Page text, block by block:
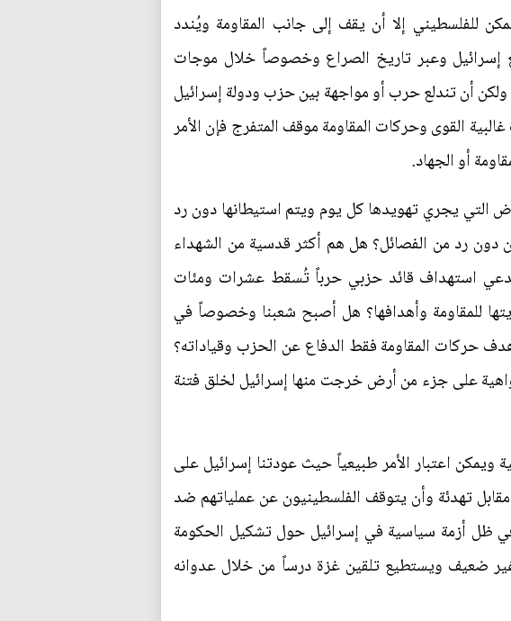
للفلسطيني إلا أن يقف إلى جانب المقاومة ويُندد
إسرائيل وعبر تاريخ الصراع وخصوصاً خلال موجات
بينهما وبعدهما من مواجهات، ولكن أن تندلع حرب أو مواجهة بين حزب ودولة إسرائيل
القوى وحركات المقاومة موقف المتفرج فإن الأمر
أو الجهاد.
التي يجري تهويدها كل يوم ويتم استيطانها دون رد
رد من الفصائل؟ هل هم أكثر قدسية من الشهداء
استهداف قائد حزبي حرباً تُسقط عشرات ومئات
للمقاومة وأهدافها؟ هل أصبح شعبنا وخصوصاً في
المقاومة فقط الدفاع عن الحزب وقياداته؟
على جزء من أرض خرجت منها إسرائيل لخلق فتنة
اعتبار الأمر طبيعياً حيث عودتنا إسرائيل على
مقابل تهدئة وأن يتوقف الفلسطينيون عن عملياتهم ضد
في ظل أزمة سياسية في إسرائيل حول تشكيل الحكومة
غير ضعيف ويستطيع تلقين غزة درساً من خلال عدوانه